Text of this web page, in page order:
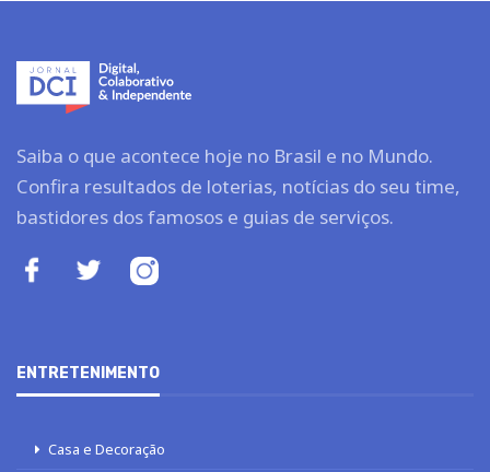
Saiba o que acontece hoje no Brasil e no Mundo.
Confira resultados de loterias, notícias do seu time,
bastidores dos famosos e guias de serviços.
ENTRETENIMENTO
Casa e Decoração